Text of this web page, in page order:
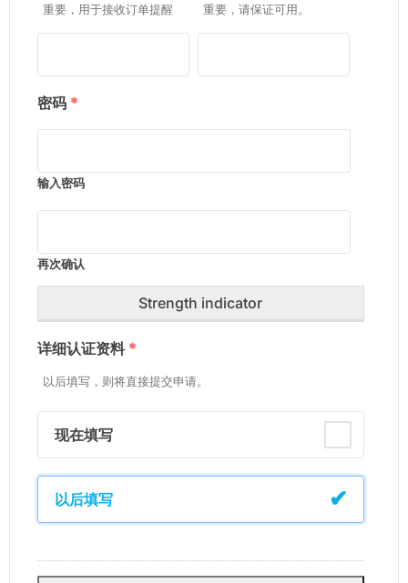
重要，用于接收订单提醒 重要，请保证可用。
密码 *
输入密码
再次确认
Strength indicator
详细认证资料 *
以后填写，则将直接提交申请。
现在填写
以后填写